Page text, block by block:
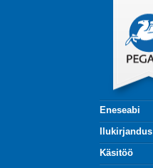
Eneseabi
Ilukirjandus
Käsitöö